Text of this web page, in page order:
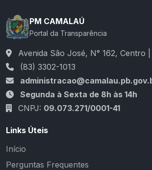
PM CAMALAÚ
Portal da Transparência
Avenida São José, N° 162, Centro
(83) 3302-1013
Segunda à Sexta de 8h às 14h
CNPJ: 09.073.271/0001-41
Links Úteis
Início
Perguntas Frequentes